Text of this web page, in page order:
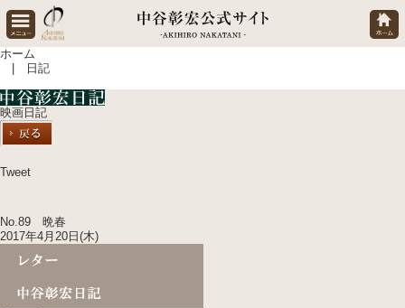
ホーム
| 日記
映画日記
Tweet
No.89 晩春
2017年4月20日(木)